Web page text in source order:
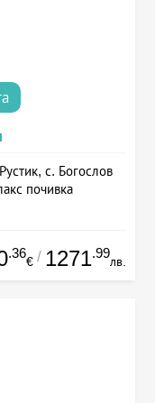
с. Богослов
почивка
.36
€ / 1271.99
лв.